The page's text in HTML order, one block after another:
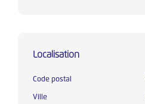
Localisation
Code postal
Ville